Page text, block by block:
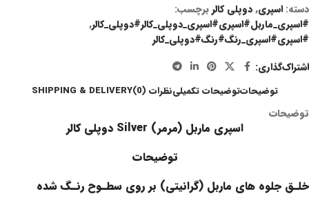
دسته: اسپری,دوپلی کالر برچسب:
#اسپری_ماربل#اسپری#اسپری_دوپلی_کالر#دوپلی_کالر,
#اسپری#اسپری_رنگ#رنگ#دوپلی_کالر
اشتراک‌گذاری:
توضیحاتتوضیحات تکمیلینظرات (0) SHIPPING & DELIVERY
توضیحات
اسپری ماربل (مرمر) Silver دوپلی کالر
توضیحات
خلـق جلوه های ماربل (گرانیتی) بر روی سطـوح رنـگ شده